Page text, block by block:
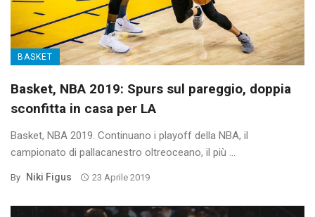
BASKET
Basket, NBA 2019: Spurs sul pareggio, doppia
sconfitta in casa per LA
Basket, NBA 2019. Continuano i playoff della NBA, il
campionato di pallacanestro oltreoceano, il più ...
By Niki Figus 23 Aprile 2019